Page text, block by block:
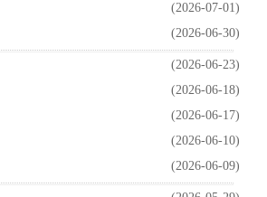
(2026-07-01)
(2026-06-30)
(2026-06-23)
(2026-06-18)
(2026-06-17)
(2026-06-10)
(2026-06-09)